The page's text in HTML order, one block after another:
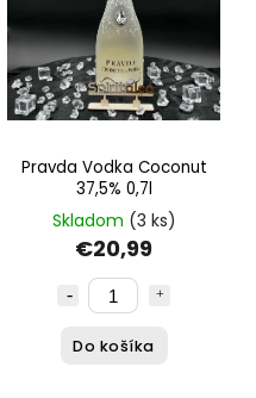
Pravda Vodka Coconut
37,5% 0,7l
Skladom (3 ks)
€20,99
Do košíka